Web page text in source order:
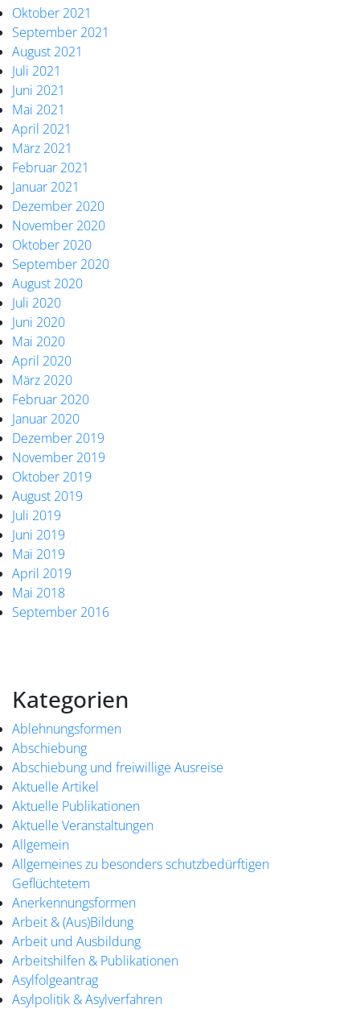
Oktober 2021
September 2021
August 2021
Juli 2021
Juni 2021
Mai 2021
April 2021
März 2021
Februar 2021
Januar 2021
Dezember 2020
November 2020
Oktober 2020
September 2020
August 2020
Juli 2020
Juni 2020
Mai 2020
April 2020
März 2020
Februar 2020
Januar 2020
Dezember 2019
November 2019
Oktober 2019
August 2019
Juli 2019
Juni 2019
Mai 2019
April 2019
Mai 2018
September 2016
Kategorien
Ablehnungsformen
Abschiebung
Abschiebung und freiwillige Ausreise
Aktuelle Artikel
Aktuelle Publikationen
Aktuelle Veranstaltungen
Allgemein
Allgemeines zu besonders schutzbedürftigen
Geflüchtetem
Anerkennungsformen
Arbeit & (Aus)Bildung
Arbeit und Ausbildung
Arbeitshilfen & Publikationen
Asylfolgeantrag
Asylpolitik & Asylverfahren